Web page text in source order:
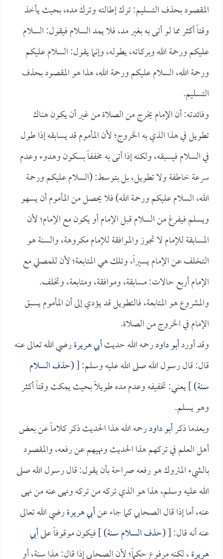
المقصود بحذف التسليم: ترك إطالته وترك مده، بحيث يأخذ
وقتاً أكثر مما لو أتى به بغير مد، فلا يمد السلام فيقول: السلام
عليكم ورحمة الله وبركاته، يطوله، وإنما يقول: السلام عليكم
ورحمة الله، السلام عليكم ورحمة الله، هذا هو المقصود بحذف
التسليم.
وفائدته: أن الإمام يخرج من الصلاة من غير أن يكون هناك
تطويل في هذا الذي به الخروج؛ لأن المأموم قد يسابقه إذا طول
في السلام فيسبقه، ولكنه إذا أتى به مخففاً بسكون وهدوء وعدم
سرعة خاطفة ولا تطويل، بل بتوسط: (السلام عليكم ورحمة
الله، السلام عليكم ورحمة الله) فلا يحصل من المأموم أن يسهو
ويسلم فيفرغ من السلام قبل الإمام أو يكون مع الإمام؛ لأن
المسابقة للإمام لا تجوز والموافقة للإمام مكروهة، والسنة هو
التخلف عن الإمام يسيراً، وتلك هي المتابعة؛ لأن للمصلي مع
الإمام أربع حالات: مسابقة، وموافقة، ومتابعة، وتخلف.
والمشروع هو المتابعة، فالتطويل قد يؤدي إلى أن المأموم يسبق
الإمام في الخروج من الصلاة.
وقد أوردأبو داودرحمه الله حديثأبي هريرةرضي الله تعالى عنه
قال: قال رسول الله صلى الله عليه وسلم: [ (حذف السلام
سنة) ] يعني: تخفيفه وعدم مده طويلاً بحيث يمكث وقتاً أكثر
وهو يسلم.
وبعدما ذكرأبو داودرحمه الله هذا الحديث ذكر كلاماً عن بعض
أهل العلم في تركهم هذا الحديث ونهيهم عن رفعه، والمقصود
بالشيء المتروك هو رفعه صراحة بأن يقول: قال رسول الله صلى
الله عليه وسلم، هذا هو الذي تركه من تركه ونهى عنه من نهى
عنه، أما إذا قال الصحابي كما جاء عنأبي هريرةرضي الله تعالى
عنه أنه قال: [ (حذف السلام سنة) ] فيكون موقوفاً علىأبي
هريرة، لكنه مرفوع حكماً؛ لأن الصحابي إذا قال: هذا سنة، أو